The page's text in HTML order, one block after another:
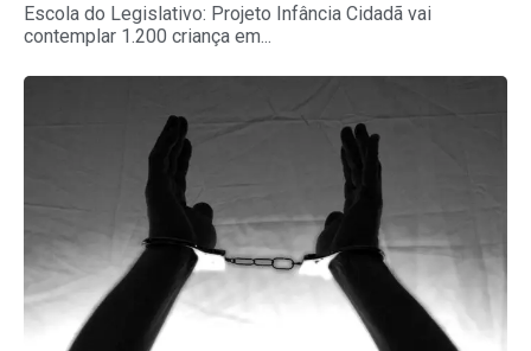
Escola do Legislativo: Projeto Infância Cidadã vai
contemplar 1.200 criança em...